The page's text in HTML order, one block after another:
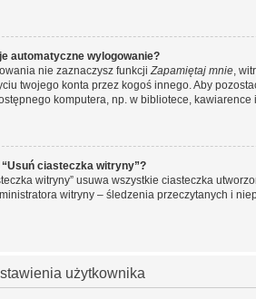
automatyczne wylogowanie?
nie zaznaczysz funkcjiZapamiętaj mnie,
twojego konta przez kogoś innego. Aby
komputera, np. w bibliotece,
“Usuń ciasteczka witryny”?
witryny” usuwa wszystkie ciasteczka
witryny – śledzenia przeczytanych i
użytkownika